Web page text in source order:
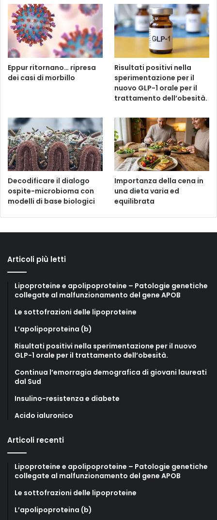
Eppur ritornano… ripresa
dei casi di morbillo
Risultati positivi nella
sperimentazione per il
nuovo GLP-1 orale per il
trattamento dell’obesità.
Decodificare il dialogo
ospite-microbioma con
modelli di base biologici
Importanza della cena in
una dieta varia ed
equilibrata
Articoli più letti
Lipoproteine e apolipoproteine – Patologie genetiche
collegate al malfunzionamento del gene APOB
Le sottofrazioni delle lipoproteine
L’apolipoproteina (b)
Risultati positivi nella sperimentazione per il nuovo
GLP-1 orale per il trattamento dell’obesità.
Continua l’emorragia demografica di giovani laureati
dal Sud
Insulino-resistenza e diabete
Acido ialuronico
Articoli recenti
Lipoproteine e apolipoproteine – Patologie genetiche
collegate al malfunzionamento del gene APOB
Le sottofrazioni delle lipoproteine
L’apolipoproteina (b)